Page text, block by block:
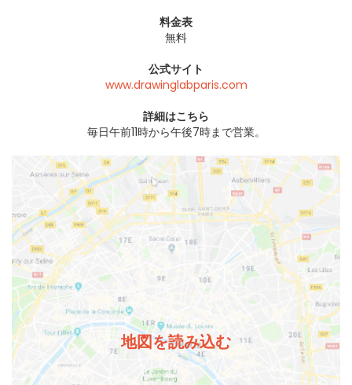
料金表
無料
公式サイト
www.drawinglabparis.com
詳細はこちら
毎日午前11時から午後7時まで営業。
地図を読み込む